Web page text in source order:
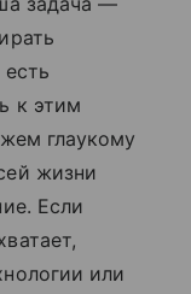
к этим
глаукому
жизни
Если
или